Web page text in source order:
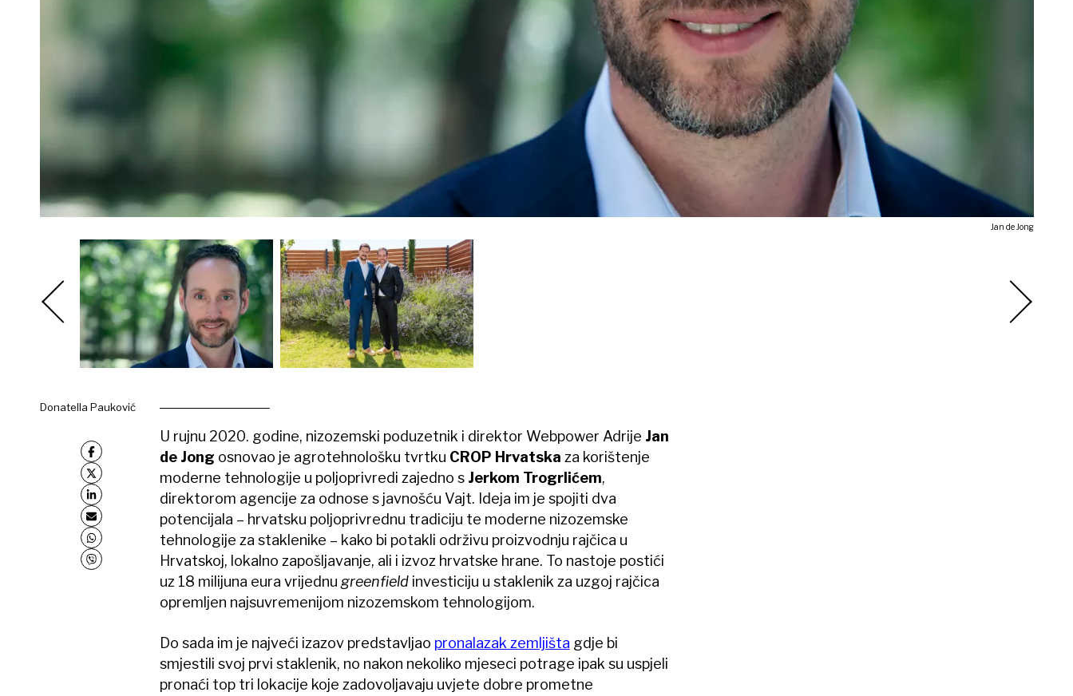
Jan de Jong
Donatella Pauković
U rujnu 2020. godine, nizozemski poduzetnik i direktor Webpower Adrije Jan
de Jong osnovao je agrotehnološku tvrtku CROP Hrvatska za korištenje
moderne tehnologije u poljoprivredi zajedno s Jerkom Trogrlićem,
direktorom agencije za odnose s javnošću Vajt. Ideja im je spojiti dva
potencijala – hrvatsku poljoprivrednu tradiciju te moderne nizozemske
tehnologije za staklenike – kako bi potakli održivu proizvodnju rajčica u
Hrvatskoj, lokalno zapošljavanje, ali i izvoz hrvatske hrane. To nastoje postići
uz 18 milijuna eura vrijednu greenfieldinvesticiju u staklenik za uzgoj rajčica
opremljen najsuvremenijom nizozemskom tehnologijom.
Do sada im je najveći izazov predstavljao pronalazak zemljišta gdje bi
smjestili svoj prvi staklenik, no nakon nekoliko mjeseci potrage ipak su uspjeli
pronaći top tri lokacije koje zadovoljavaju uvjete dobre prometne